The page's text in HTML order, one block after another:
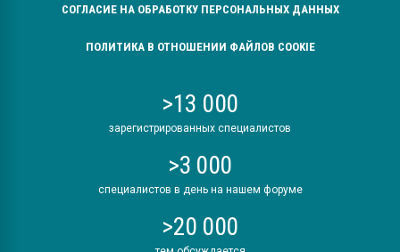
СОГЛАСИЕ НА ОБРАБОТКУ ПЕРСОНАЛЬНЫХ ДАННЫХ
ПОЛИТИКА В ОТНОШЕНИИ ФАЙЛОВ COOKIE
>13 000
зарегистрированных специалистов
>3 000
специалистов в день на нашем форуме
>20 000